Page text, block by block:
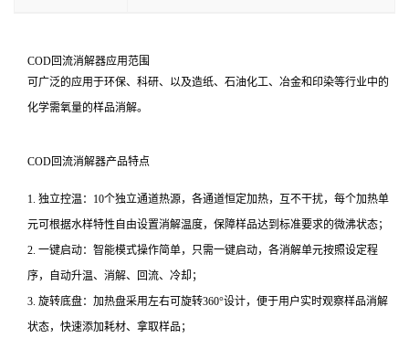
COD回流消解器应用范围
可广泛的应用于环保、科研、以及造纸、石油化工、冶金和印染等行业中的
化学需氧量的样品消解。
COD回流消解器产品特点
1. 独立控温：10个独立通道热源，各通道恒定加热，互不干扰，每个加热单
元可根据水样特性自由设置消解温度，保障样品达到标准要求的微沸状态；
2. 一键启动：智能模式操作简单，只需一键启动，各消解单元按照设定程
序，自动升温、消解、回流、冷却；
3. 旋转底盘：加热盘采用左右可旋转360°设计，便于用户实时观察样品消解
状态，快速添加耗材、拿取样品；